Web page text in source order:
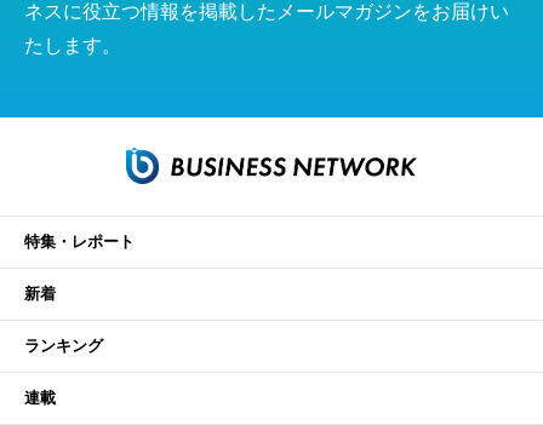
ネスに役立つ情報を掲載したメールマガジンをお届けい
たします。
特集・レポート
新着
ランキング
連載